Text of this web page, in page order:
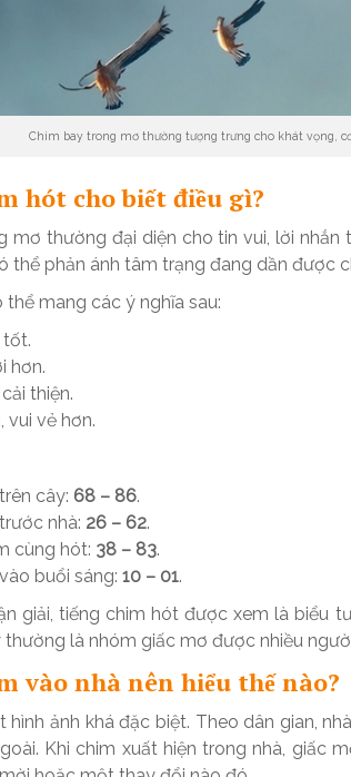
Chim bay trong mơ thường tượng trưng cho khát vọng,
hót cho biết điều gì?
mơ thường đại diện cho tin vui, lời
thể phản ánh tâm trạng đang dần được
mang các ý nghĩa sau:
tốt.
hơn.
thiện.
vui vẻ hơn.
cây: 68 – 86.
nhà: 26 – 62.
cùng hót: 38 – 83.
buổi sáng: 10 – 01.
giải, tiếng chim hót được xem là biểu
thường là nhóm giấc mơ được nhiều
vào nhà nên hiểu thế nào?
hình ảnh khá đặc biệt. Theo dân gian,
Khi chim xuất hiện trong nhà, giấc